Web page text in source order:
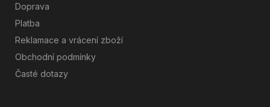
Doprava
Platba
Reklamace a vrácení zboží
Obchodní podmínky
Časté dotazy